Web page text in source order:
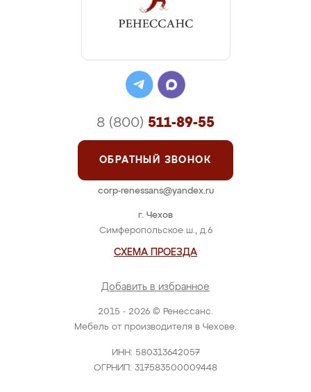
2015 - 2026 © Ренессанс.
Мебель от производителя в Чехове.
ИНН: 580313642057
ОГРНИП: 317583500009448
г. Чехов
Симферопольское ш., д.6
СХЕМА ПРОЕЗДА
Добавить в избранное
8 (800) 511-89-55
ОБРАТНЫЙ ЗВОНОК
corp-renessans@yandex.ru